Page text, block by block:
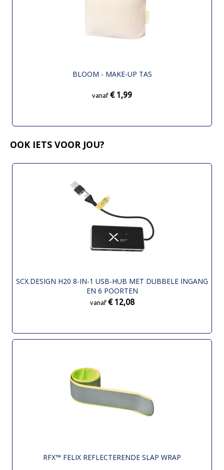
BLOOM - MAKE-UP TAS
vanaf € 1,99
OOK IETS VOOR JOU?
SCX.DESIGN H20 8-IN-1 USB-HUB MET DUBBELE INGANG
EN 6 POORTEN
vanaf € 12,08
RFX™ FELIX REFLECTERENDE SLAP WRAP